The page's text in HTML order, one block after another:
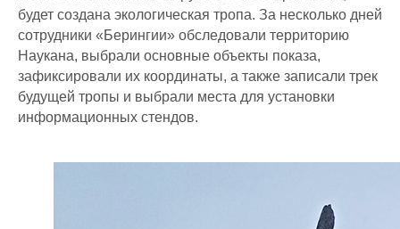
будет создана экологическая тропа. За несколько дней
сотрудники «Берингии» обследовали территорию
Наукана, выбрали основные объекты показа,
зафиксировали их координаты, а также записали трек
будущей тропы и выбрали места для установки
информационных стендов.